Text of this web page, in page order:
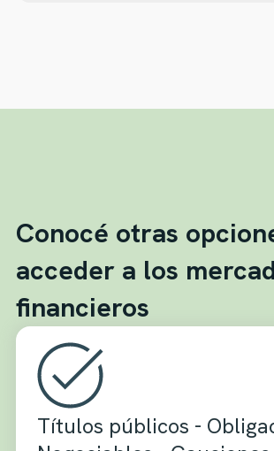
Conocé otras
acceder a los
financieros
Títulos públicos -